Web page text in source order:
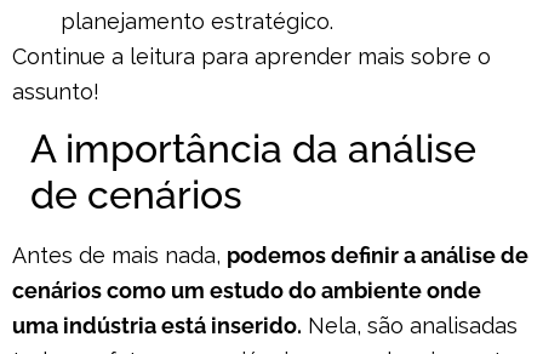
planejamento estratégico.
Continue a leitura para aprender mais sobre o
assunto!
A importância da análise
de cenários
Antes de mais nada, podemos definir a análise de
cenários como um estudo do ambiente onde
uma indústria está inserido. Nela, são analisadas